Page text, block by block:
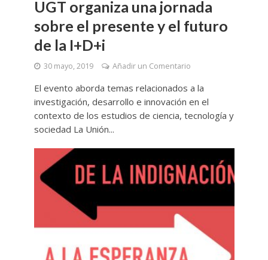
UGT organiza una jornada
sobre el presente y el futuro
de la I+D+i
30 mayo, 2019 Añadir un Comentario
El evento aborda temas relacionados a la
investigación, desarrollo e innovación en el
contexto de los estudios de ciencia, tecnología y
sociedad La Unión...